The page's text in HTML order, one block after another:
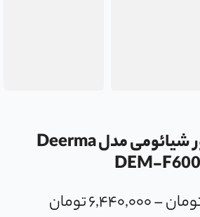
دستگاه بخور شیائومی مدل Deerma
DEM-F600
–۶,۴۴۰,۰۰۰تومان